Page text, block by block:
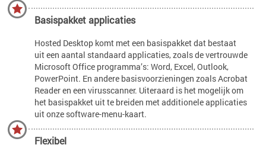
Basispakket applicaties
Hosted Desktop komt met een basispakket dat bestaat
uit een aantal standaard applicaties, zoals de vertrouwde
Microsoft Office programma’s: Word, Excel, Outlook,
PowerPoint. En andere basisvoorzieningen zoals Acrobat
Reader en een virusscanner. Uiteraard is het mogelijk om
het basispakket uit te breiden met additionele applicaties
uit onze software-menu-kaart.
Flexibel